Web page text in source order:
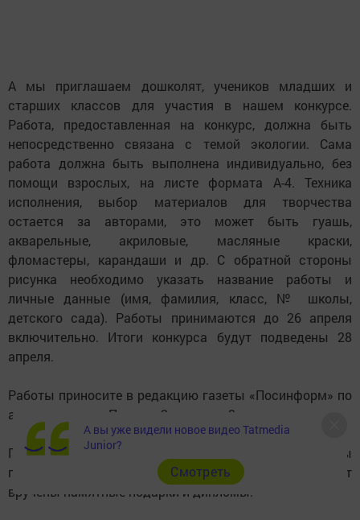
А мы приглашаем дошколят, учеников младших и
старших классов для участия в нашем конкурсе.
Работа, предоставленная на конкурс, должна быть
непосредственно связана с темой экологии. Сама
работа должна быть выполнена индивидуально, без
помощи взрослых, на листе формата А-4. Техника
исполнения, выбор материалов для творчества
остается за авторами, это может быть гуашь,
акварельные, акриловые, масляные краски,
фломастеры, карандаши и др. С обратной стороны
рисунка необходимо указать название работы и
личные данные (имя, фамилия, класс, № школы,
детского сада). Работы принимаются до 26 апреля
включительно. Итоги конкурса будут подведены 28
апреля.
Работы приносите в редакцию газеты «Посинформ» по
адресу: здание «Почты», 2 подъезд, 2 этаж.
По результатам конкурса будут определены
победители, в разных возраcтных категориях. Им будут
вручены памятные подарки и дипломы.
А вы уже видели новое видео Tatmedia
Junior?
Cмотреть